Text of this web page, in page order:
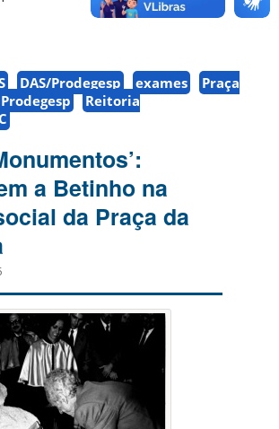
DAS/Prodegesp exames
Praça
Prodegesp
Reitoria
a Betinho na
da Praça da